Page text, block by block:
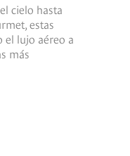
cielo hasta
estas
el lujo aéreo a
más